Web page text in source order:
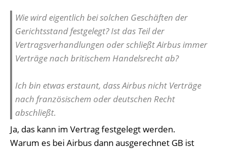
Wie wird eigentlich bei solchen Geschäften der
Gerichtsstand festgelegt? Ist das Teil der
Vertragsverhandlungen oder schließt Airbus immer
Verträge nach britischem Handelsrecht ab?
Ich bin etwas erstaunt, dass Airbus nicht Verträge
nach französischem oder deutschen Recht
abschließt.
Ja, das kann im Vertrag festgelegt werden.
Warum es bei Airbus dann ausgerechnet GB ist